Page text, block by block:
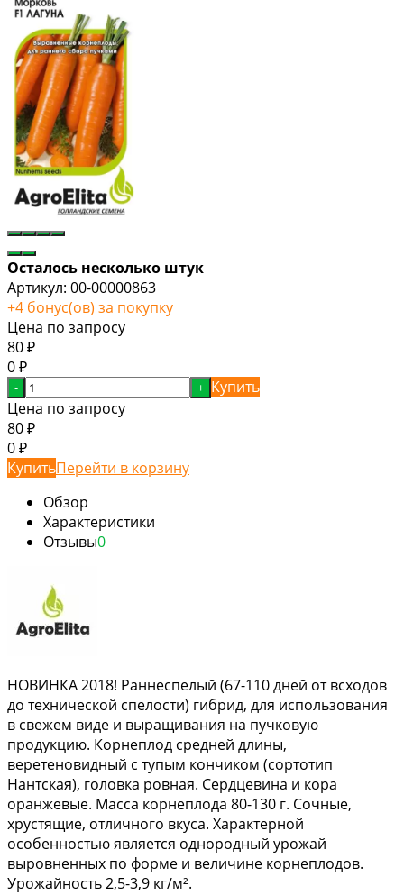
Осталось несколько штук
Артикул: 00-00000863
+4 бонус(ов) за покупку
Цена по запросу
80 ₽
0 ₽
- + Купить
Цена по запросу
80 ₽
0 ₽
КупитьПерейти в корзину
Обзор
Характеристики
Отзывы0
НОВИНКА 2018! Раннеспелый (67-110 дней от всходов
до технической спелости) гибрид, для использования
в свежем виде и выращивания на пучковую
продукцию. Корнеплод средней длины,
веретеновидный с тупым кончиком (сортотип
Нантская), головка ровная. Сердцевина и кора
оранжевые. Масса корнеплода 80-130 г. Сочные,
хрустящие, отличного вкуса. Характерной
особенностью является однородный урожай
выровненных по форме и величине корнеплодов.
Урожайность 2,5-3,9 кг/м².